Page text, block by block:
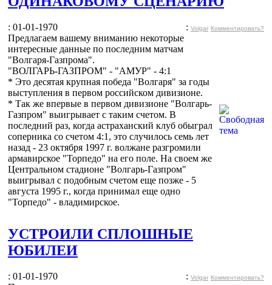
: 01-01-1970 : Volgar Комментировать?
Предлагаем вашему вниманию некоторые
интересные данные по последним матчам
"Волгаря-Газпрома".
"ВОЛГАРЬ-ГАЗПРОМ" - "АМУР" - 4:1
* Это десятая крупная победа "Волгаря" за годы
выступления в первом российском дивизионе.
* Так же впервые в первом дивизионе "Волгарь-
Газпром" выигрывает с таким счетом. В
последний раз, когда астраханский клуб обыграл
соперника со счетом 4:1, это случилось семь лет
назад - 23 октября 1997 г. волжане разгромили
армавирское "Торпедо" на его поле. На своем же
Центральном стадионе "Волгарь-Газпром"
выигрывал с подобным счетом еще позже - 5
августа 1995 г., когда принимал еще одно
"Торпедо" - владимирское.
УСТРОИЛИ СПЛОШНЫЕ
ЮБИЛЕИ
: 01-01-1970 : Volgar Комментировать?